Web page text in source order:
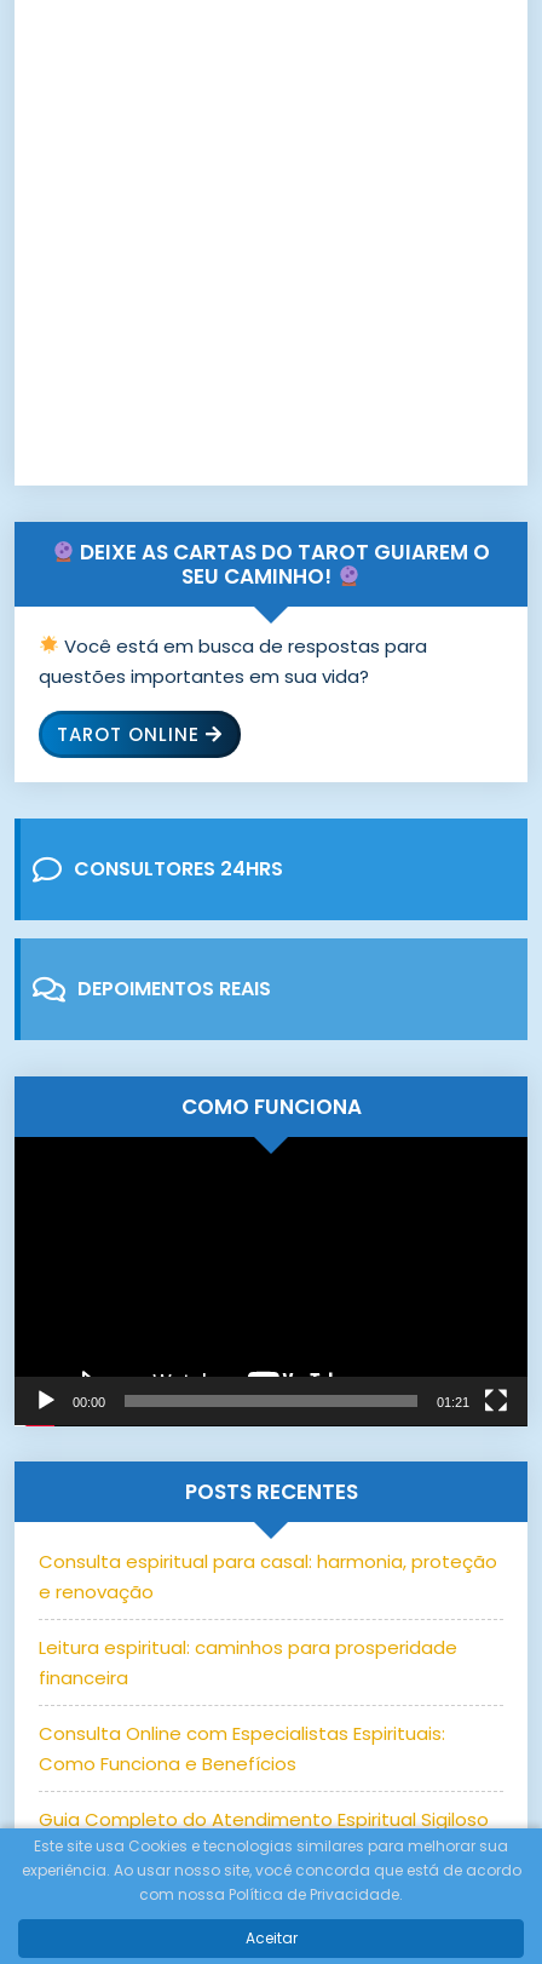
DEIXE AS CARTAS DO TAROT GUIAREM O
SEU CAMINHO!
Você está em busca de respostas para
questões importantes em sua vida?
TAROT ONLINE
CONSULTORES 24HRS
DEPOIMENTOS REAIS
COMO FUNCIONA
00:00 01:21
POSTS RECENTES
Consulta espiritual para casal: harmonia, proteção
e renovação
Leitura espiritual: caminhos para prosperidade
financeira
Consulta Online com Especialistas Espirituais:
Como Funciona e Benefícios
Guia Completo do Atendimento Espiritual Sigiloso
Online
CATEGORIAS
Este site usa Cookies e tecnologias similares para melhorar sua
experiência. Ao usar nosso site, você concorda que está de acordo
com nossa Política de Privacidade.
Aceitar